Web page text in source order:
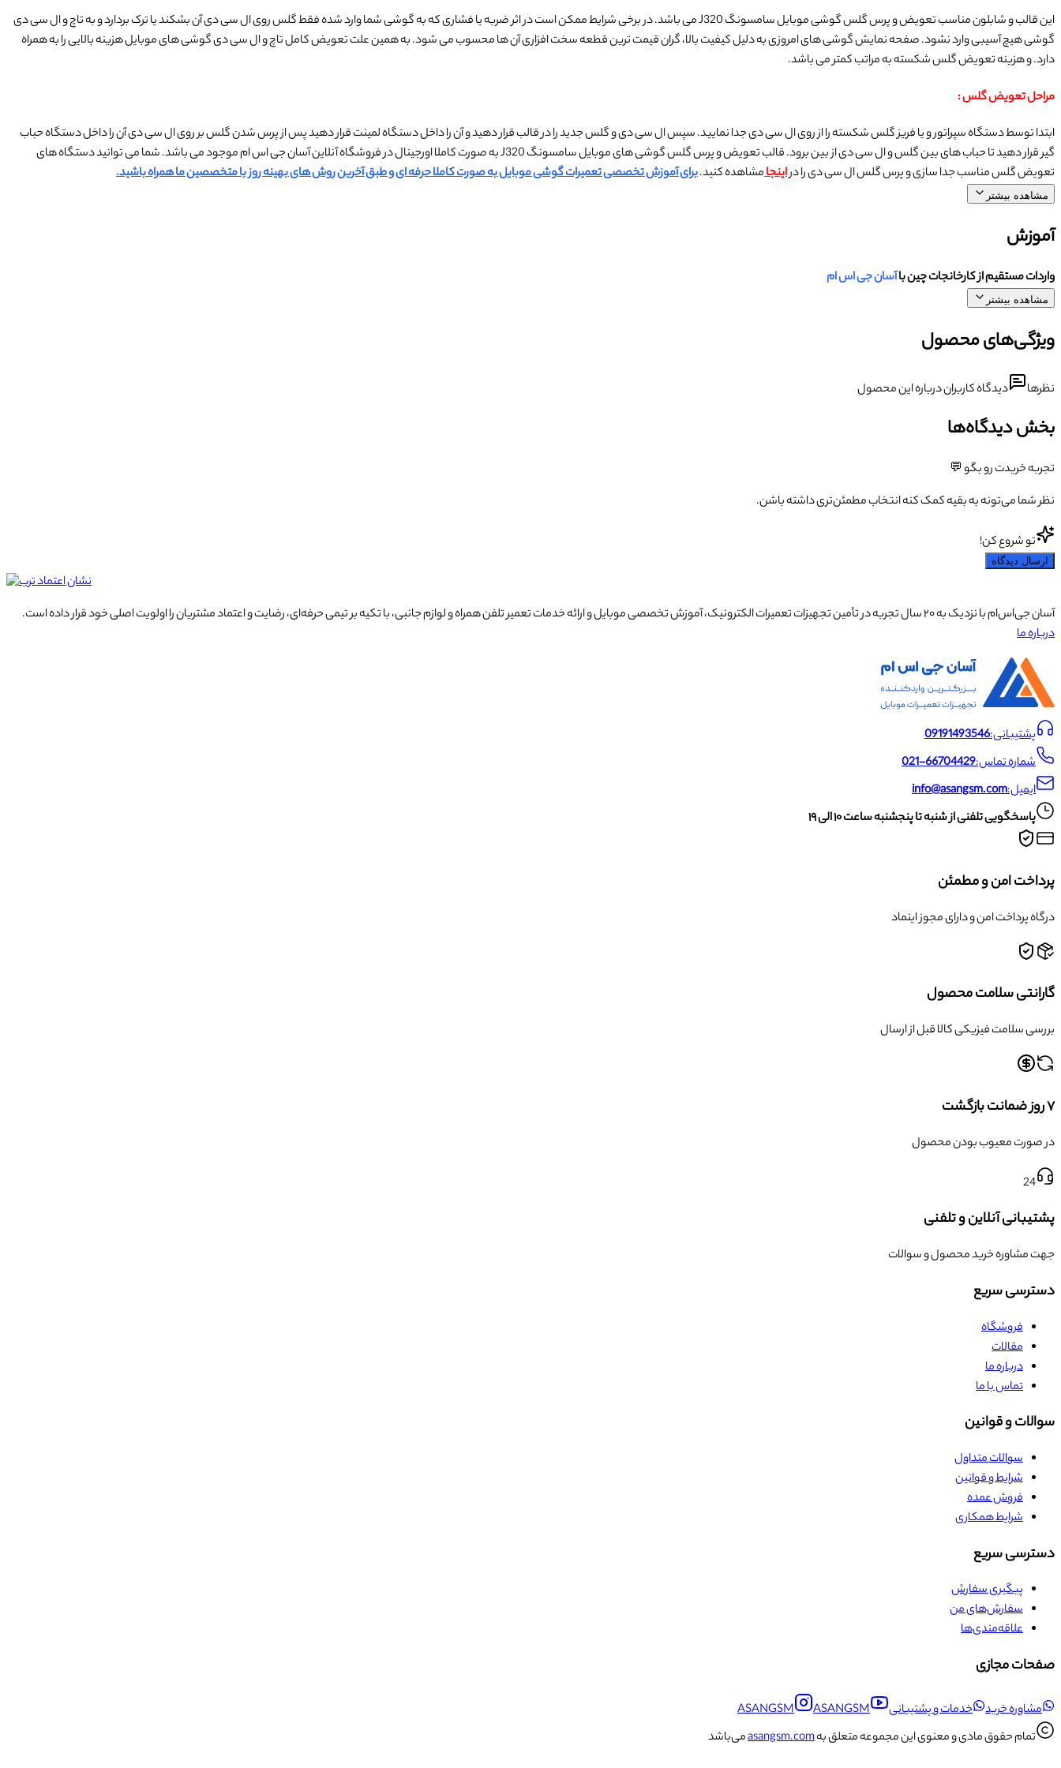
این قالب و شابلون مناسب تعویض و پرس گلس گوشی موبایل سامسونگ J320 می باشد. در برخی شرایط ممکن است در اثر ضربه یا فشاری که به گوشی شما وارد شده فقط گلس روی ال سی دی آن بشکند یا ترک بردارد و به تاچ و ال سی دی
گوشی هیچ آسیبی وارد نشود. صفحه نمایش گوشی های امروزی به دلیل کیفیت بالا، گران قیمت ترین قطعه سخت افزاری آن ها محسوب می‌ شود. به همین علت تعویض کامل تاچ و ال سی دی گوشی های موبایل هزینه بالایی را به همراه
دارد. و هزینه تعویض گلس شکسته به مراتب کمتر می باشد.
مراحل تعویض گلس :
ابتدا توسط دستگاه سپراتور و یا فریز گلس شکسته را از روی ال سی دی جدا نمایید. سپس ال سی دی و گلس جدید را در قالب قرار دهید و آن را داخل دستگاه لمینت قرار دهید پس از پرس شدن گلس بر روی ال سی دی آن را داخل دستگاه حباب
گیر قرار دهید تا حباب های بین گلس و ال سی دی از بین برود. قالب تعویض و پرس گلس گوشی های موبایل سامسونگ J320 به صورت کاملا اورجینال در فروشگاه آنلاین آسان جی اس ام موجود می باشد. شما می توانید دستگاه های
تعویض گلس مناسب جدا سازی و پرس گلس ال سی دی را دراینجامشاهده کنید.برای آموزش تخصصی تعمیرات گوشی موبایل به صورت کاملا حرفه ای و طبق آخرین روش های بهینه روز با متخصصین ما همراه باشید.
مشاهده بیشتر
آموزش
واردات مستقیم از کارخانجات چین باآسان جی اس ام
مشاهده بیشتر
ویژگی‌های محصول
نظرها دیدگاه کاربران درباره این محصول
بخش دیدگاه‌ها
تجربه خریدت رو بگو 💬
نظر شما می‌تونه به بقیه کمک کنه انتخاب مطمئن‌تری داشته باشن.
تو شروع کن!
ارسال دیدگاه
آسان جی‌اس‌ام با نزدیک به ۲۰ سال تجربه در تأمین تجهیزات تعمیرات الکترونیک، آموزش تخصصی موبایل و ارائه خدمات تعمیر تلفن همراه و لوازم جانبی، با تکیه بر تیمی حرفه‌ای، رضایت و اعتماد مشتریان را اولویت اصلی خود قرار داده است.
درباره ما
پشتیبانی:09191493546
شماره تماس:021-66704429
ایمیل:info@asangsm.com
پاسخگویی تلفنی از شنبه تا پنجشنبه ساعت ۱۰ الی ۱۹
پرداخت امن و مطمئن
درگاه پرداخت امن و دارای مجوز اینماد
گارانتی سلامت محصول
بررسی سلامت فیزیکی کالا قبل از ارسال
۷ روز ضمانت بازگشت
در صورت معیوب بودن محصول
24
پشتیبانی آنلاین و تلفنی
جهت مشاوره خرید محصول و سوالات
دسترسی سریع
فروشگاه
مقالات
درباره ما
تماس با ما
سوالات و قوانین
سوالات متداول
شرایط و قوانین
فروش عمده
شرایط همکاری
دسترسی سریع
پیگیری سفارش
سفارش‌های من
علاقه‌مندی‌ها
صفحات مجازی
مشاوره خرید خدمات و پشتیبانی ASANGSM
ASANGSM
تمام حقوق مادی و معنوی این مجموعه متعلق بهasangsm.comمی‌باشد